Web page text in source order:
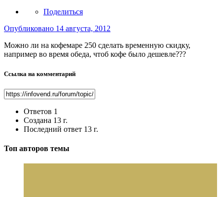
Поделиться
Опубликовано 14 августа, 2012
Можно ли на кофемаре 250 сделать временную скидку,
например во время обеда, чтоб кофе было дешевле???
Ссылка на комментарий
Ответов 1
Создана 13 г.
Последний ответ 13 г.
Топ авторов темы